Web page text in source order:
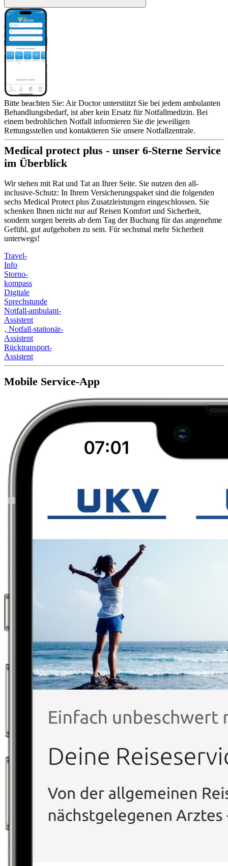
Bitte beachten Sie: Air Doctor unterstützt Sie bei jedem ambulanten
Behandlungsbedarf, ist aber kein Ersatz für Notfallmedizin. Bei
einem bedrohlichen Notfall informieren Sie die jeweiligen
Rettungsstellen und kontaktieren Sie unsere Notfallzentrale.
Medical protect plus - unser 6-Sterne Service
im Überblick
Wir stehen mit Rat und Tat an Ihrer Seite. Sie nutzen den all-
inclusive-Schutz: In Ihrem Versicherungspaket sind die folgenden
sechs Medical Protect plus Zusatzleistungen eingeschlossen. Sie
schenken Ihnen nicht nur auf Reisen Komfort und Sicherheit,
sondern sorgen bereits ab dem Tag der Buchung für das angenehme
Gefühl, gut aufgehoben zu sein. Für sechsmal mehr Sicherheit
unterwegs!
Travel-
Info
Storno-
kompass
Digitale
Sprechstunde
Notfall-ambulant-
Assistent
‚ Notfall-stationär-
Assistent
Rücktransport-
Assistent
Mobile Service-App